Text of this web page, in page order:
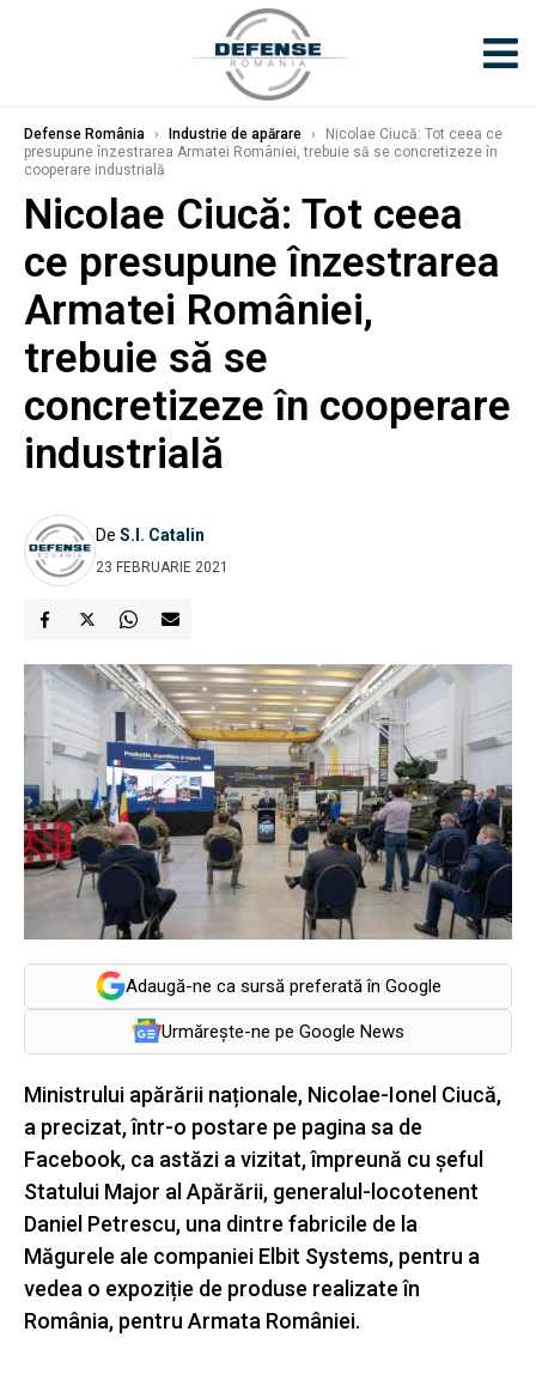
Defense România › Industrie de apărare ›
Nicolae Ciucă: Tot ceea ce
presupune înzestrarea Armatei României, trebuie să se concretizeze în
cooperare industrială
Nicolae Ciucă: Tot ceea
ce presupune înzestrarea
Armatei României,
trebuie să se
concretizeze în cooperare
industrială
De S.I. Catalin
23 FEBRUARIE 2021
Adaugă-ne ca sursă preferată în Google
Urmărește-ne pe Google News
Ministrului apărării naționale, Nicolae-Ionel Ciucă,
a precizat, într-o postare pe pagina sa de
Facebook, ca astăzi a vizitat, împreună cu șeful
Statului Major al Apărării, generalul-locotenent
Daniel Petrescu, una dintre fabricile de la
Măgurele ale companiei Elbit Systems, pentru a
vedea o expoziție de produse realizate în
România, pentru Armata României.